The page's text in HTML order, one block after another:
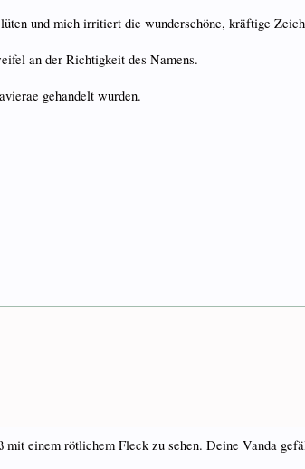
und mich irritiert die wunderschöne, kräftige
an der Richtigkeit des Namens.
gehandelt wurden.
einem rötlichem Fleck zu sehen. Deine Vanda